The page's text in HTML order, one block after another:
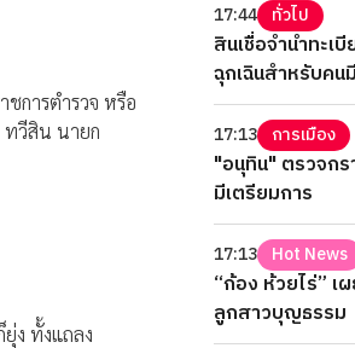
การตำรวจ หรือ
ทวีสิน นายก
ง ทั้งแถลง
17:44 ทั่วไป
สินเชื่อจำนำทะเ
ฉุกเฉินสำหรับคน
17:13 การเมือง
"อนุทิน" ตรวจกร
มีเตรียมการ
17:13 Hot News
“ก้อง ห้วยไร่”
ลูกสาวบุญธรรม